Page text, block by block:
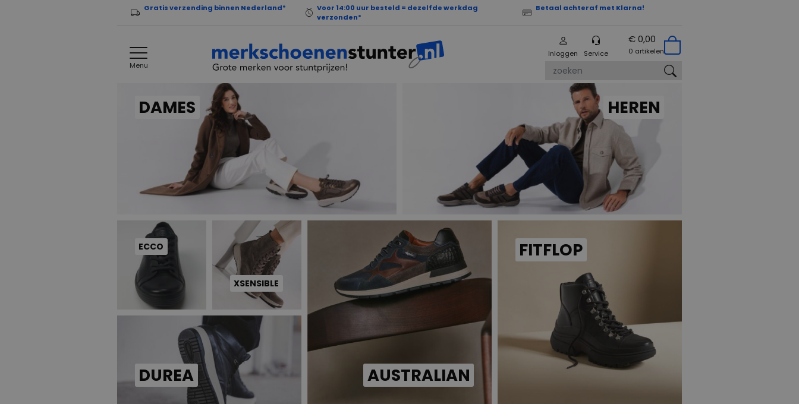
Gratis verzending binnen Nederland*
Voor 14:00 uur besteld = dezelfde werkdag
verzonden*
Betaal achteraf met Klarna!
Menu
Inloggen Service
€ 0,00
0 artikelen
DAMES HEREN
ECCO
XSENSIBLE
DUREA AUSTRALIAN
FITFLOP